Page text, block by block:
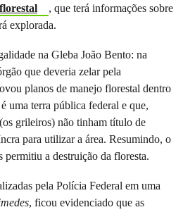
, que terá informações sobre
explorada.
na Gleba João Bento: na
que deveria zelar pela
planos de manejo florestal dentro
uma terra pública federal e que,
grileiros) não tinham título de
para utilizar a área. Resumindo, o
a destruição da floresta.
pela Polícia Federal em uma
, ficou evidenciado que as